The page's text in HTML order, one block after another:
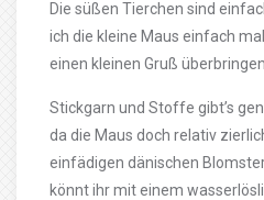
Die süßen Tierchen sind
ich die kleine Maus einfach
einen kleinen Gruß überbringen.
Stickgarn und Stoffe gibt’s
da die Maus doch relativ
einfädigen dänischen
könnt ihr mit einem